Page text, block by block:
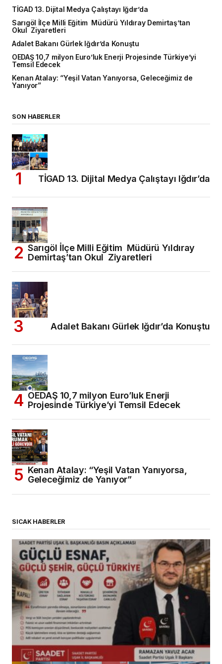
TİGAD 13. Dijital Medya Çalıştayı Iğdır’da
Sarıgöl İlçe Milli Eğitim Müdürü Yıldıray Demirtaş’tan
Okul Ziyaretleri
Adalet Bakanı Gürlek Iğdır’da Konuştu
OEDAŞ 10,7 milyon Euro’luk Enerji Projesinde Türkiye’yi
Temsil Edecek
Kenan Atalay: “Yeşil Vatan Yanıyorsa, Geleceğimiz de
Yanıyor”
SON HABERLER
TİGAD 13. Dijital Medya Çalıştayı Iğdır’da
Sarıgöl İlçe Milli Eğitim Müdürü Yıldıray
Demirtaş’tan Okul Ziyaretleri
Adalet Bakanı Gürlek Iğdır’da Konuştu
OEDAŞ 10,7 milyon Euro’luk Enerji
Projesinde Türkiye’yi Temsil Edecek
Kenan Atalay: “Yeşil Vatan Yanıyorsa,
Geleceğimiz de Yanıyor”
SICAK HABERLER
(başlıksız)
Alaattin Karahan tarafından 14/07/2026